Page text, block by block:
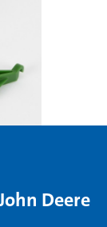
Deere